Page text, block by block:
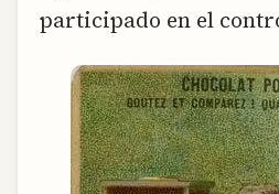
participado en el